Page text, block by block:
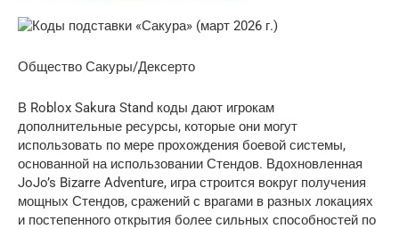
Общество Сакуры/Дексерто
В Roblox Sakura Stand коды дают игрокам
дополнительные ресурсы, которые они могут
использовать по мере прохождения боевой системы,
основанной на использовании Стендов. Вдохновленная
JoJo’s Bizarre Adventure, игра строится вокруг получения
мощных Стендов, сражений с врагами в разных локациях
и постепенного открытия более сильных способностей по